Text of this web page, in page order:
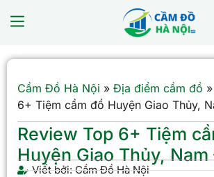
Cầm Đồ Hà Nội » Địa điểm cầm đồ »
6+ Tiệm cầm đồ Huyện Giao Thủy,
Review Top 6+ Tiệm
Huyện Giao Thủy,
Viết bởi:Cầm Đồ Hà Nội